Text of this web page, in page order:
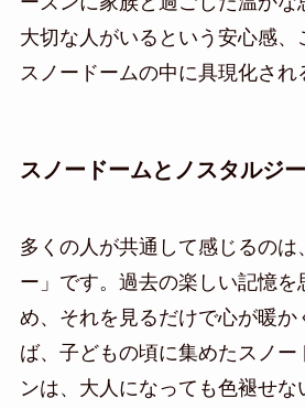
大切な人がいるという安心感、
スノードームの中に具現化され
スノードームとノスタルジー
多くの人が共通して感じるのは
ー」です。過去の楽しい記憶を
め、それを見るだけで心が暖か
ば、子どもの頃に集めたスノー
ンは、大人になっても色褪せな